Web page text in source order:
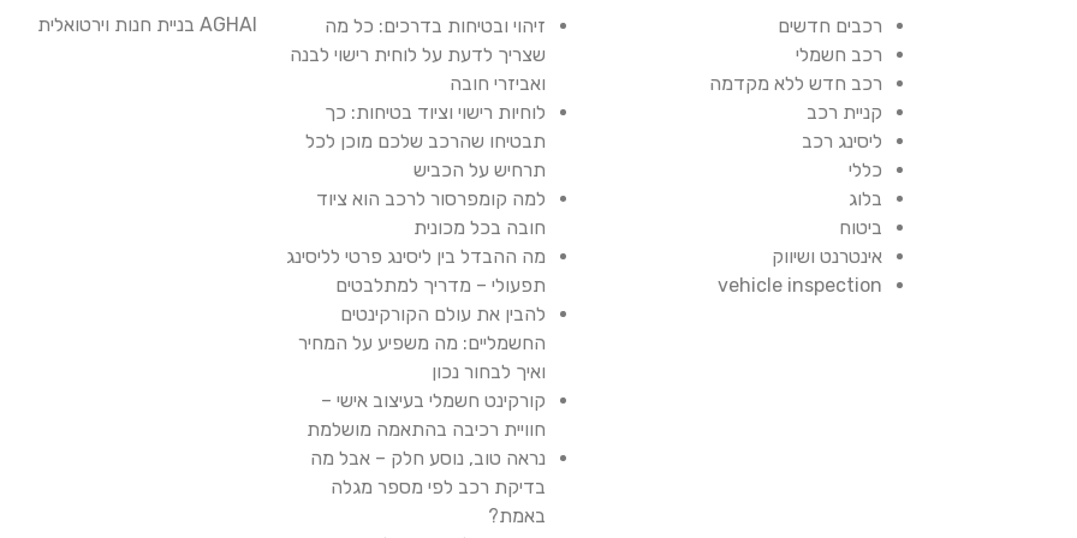
רכבים חדשים
רכב חשמלי
רכב חדש ללא מקדמה
קניית רכב
ליסינג רכב
כללי
בלוג
ביטוח
אינטרנט ושיווק
vehicle inspection
זיהוי ובטיחות בדרכים: כל מה
שצריך לדעת על לוחית רישוי לבנה
ואביזרי חובה
לוחיות רישוי וציוד בטיחות: כך
תבטיחו שהרכב שלכם מוכן לכל
תרחיש על הכביש
למה קומפרסור לרכב הוא ציוד
חובה בכל מכונית
מה ההבדל בין ליסינג פרטי לליסינג
תפעולי – מדריך למתלבטים
להבין את עולם הקורקינטים
החשמליים: מה משפיע על המחיר
ואיך לבחור נכון
קורקינט חשמלי בעיצוב אישי –
חוויית רכיבה בהתאמה מושלמת
נראה טוב, נוסע חלק – אבל מה
בדיקת רכב לפי מספר מגלה
באמת?
AGHAI בניית חנות וירטואלית